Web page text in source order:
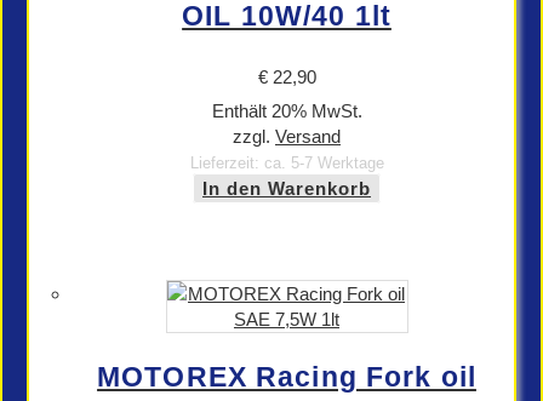
OIL 10W/40 1lt
€22,90
Enthält 20% MwSt.
zzgl. Versand
Lieferzeit: ca. 5-7 Werktage
In den Warenkorb
MOTOREX Racing Fork oil